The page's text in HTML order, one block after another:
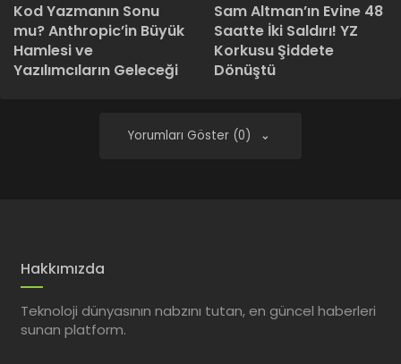
Kod Yazmanın Sonu
mu? Anthropic’in Büyük
Hamlesi ve
Yazılımcıların Geleceği
Sam Altman’ın Evine 48
Saatte İki Saldırı! YZ
Korkusu Şiddete
Dönüştü
Yorumları Göster (0)
Hakkımızda
Teknoloji dünyasının nabzını tutan, en güncel haberleri
sunan platform.